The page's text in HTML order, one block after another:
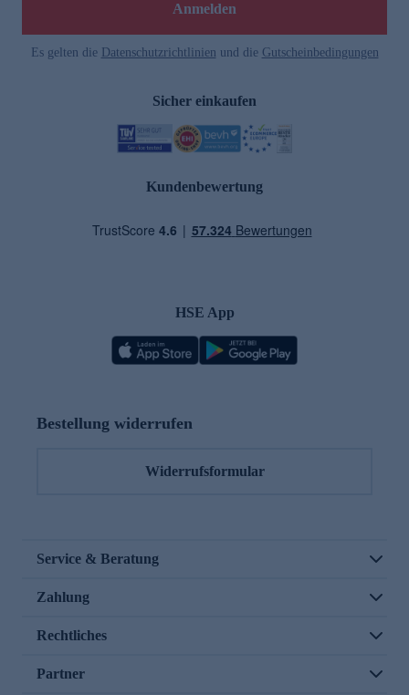
Anmelden
Es gelten die Datenschutzrichtlinien und die Gutscheinbedingungen
Sicher einkaufen
Kundenbewertung
HSE App
Bestellung widerrufen
Widerrufsformular
Service & Beratung
Zahlung
Rechtliches
Partner